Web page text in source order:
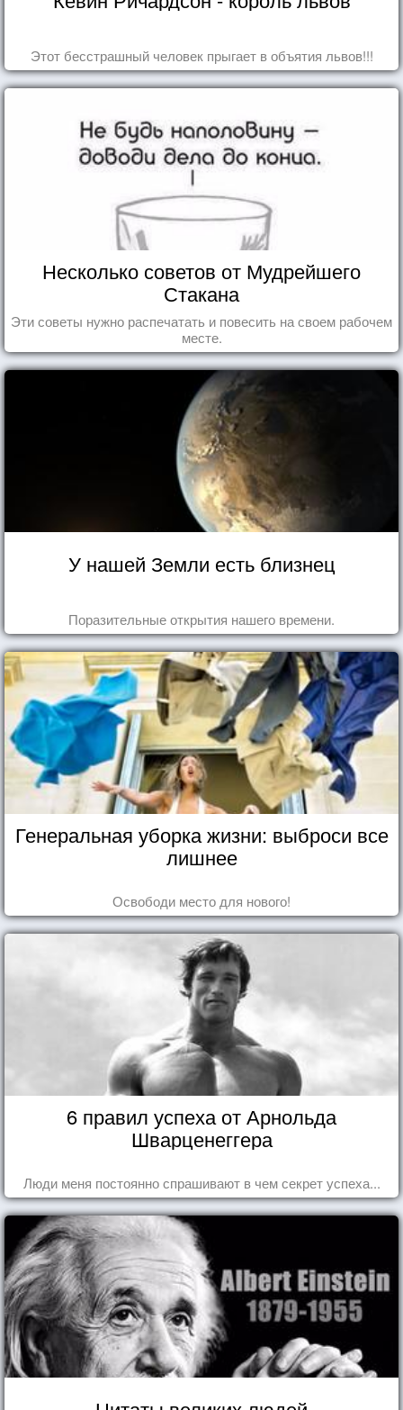
Этот бесстрашный человек прыгает в объятия львов!!!
Несколько советов от Мудрейшего
Стакана
Эти советы нужно распечатать и повесить на своем рабочем
месте.
У нашей Земли есть близнец
Поразительные открытия нашего времени.
Генеральная уборка жизни: выброси все
лишнее
Освободи место для нового!
6 правил успеха от Арнольда
Шварценеггера
Люди меня постоянно спрашивают в чем секрет успеха...